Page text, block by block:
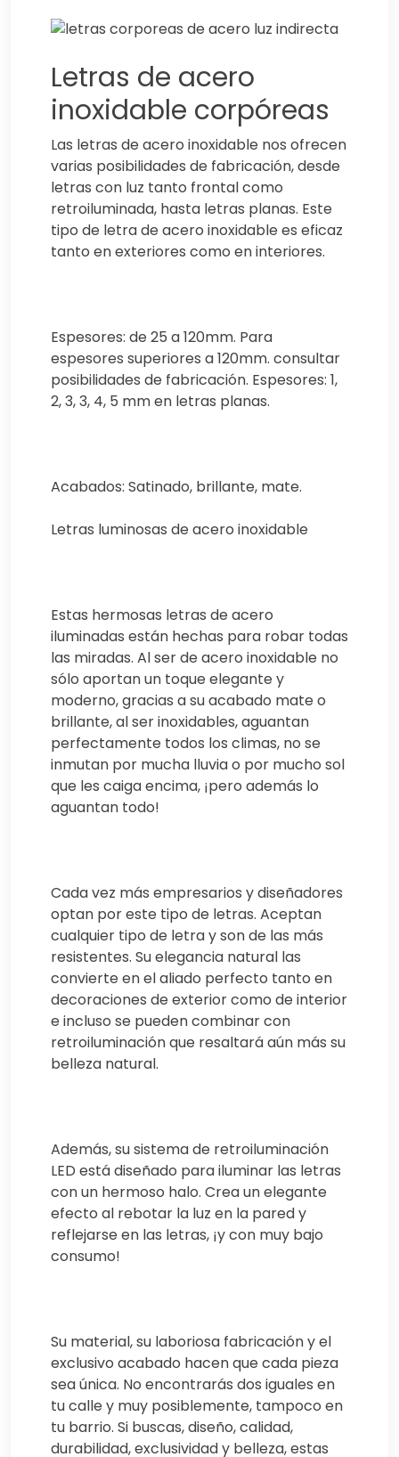
Letras de acero
inoxidable corpóreas
Las letras de acero inoxidable nos ofrecen
varias posibilidades de fabricación, desde
letras con luz tanto frontal como
retroiluminada, hasta letras planas. Este
tipo de letra de acero inoxidable es eficaz
tanto en exteriores como en interiores.
Espesores: de 25 a 120mm. Para
espesores superiores a 120mm. consultar
posibilidades de fabricación. Espesores: 1,
2, 3, 3, 4, 5 mm en letras planas.
Acabados: Satinado, brillante, mate.
Letras luminosas de acero inoxidable
Estas hermosas letras de acero
iluminadas están hechas para robar todas
las miradas. Al ser de acero inoxidable no
sólo aportan un toque elegante y
moderno, gracias a su acabado mate o
brillante, al ser inoxidables, aguantan
perfectamente todos los climas, no se
inmutan por mucha lluvia o por mucho sol
que les caiga encima, ¡pero además lo
aguantan todo!
Cada vez más empresarios y diseñadores
optan por este tipo de letras. Aceptan
cualquier tipo de letra y son de las más
resistentes. Su elegancia natural las
convierte en el aliado perfecto tanto en
decoraciones de exterior como de interior
e incluso se pueden combinar con
retroiluminación que resaltará aún más su
belleza natural.
Además, su sistema de retroiluminación
LED está diseñado para iluminar las letras
con un hermoso halo. Crea un elegante
efecto al rebotar la luz en la pared y
reflejarse en las letras, ¡y con muy bajo
consumo!
Su material, su laboriosa fabricación y el
exclusivo acabado hacen que cada pieza
sea única. No encontrarás dos iguales en
tu calle y muy posiblemente, tampoco en
tu barrio. Si buscas, diseño, calidad,
durabilidad, exclusividad y belleza, estas